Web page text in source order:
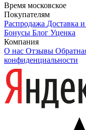
Время московское
Покупателям
Распродажа Доставка
Бонусы Блог Уценка
Компания
О нас Отзывы
конфиденциальности